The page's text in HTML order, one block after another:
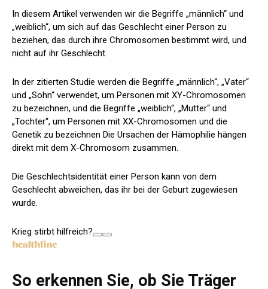
In diesem Artikel verwenden wir die Begriffe „männlich“ und
„weiblich“, um sich auf das Geschlecht einer Person zu
beziehen, das durch ihre Chromosomen bestimmt wird, und
nicht auf ihr Geschlecht.
In der zitierten Studie werden die Begriffe „männlich“, „Vater“
und „Sohn“ verwendet, um Personen mit XY-Chromosomen
zu bezeichnen, und die Begriffe „weiblich“, „Mutter“ und
„Tochter“, um Personen mit XX-Chromosomen und die
Genetik zu bezeichnen Die Ursachen der Hämophilie hängen
direkt mit dem X-Chromosom zusammen.
Die Geschlechtsidentität einer Person kann von dem
Geschlecht abweichen, das ihr bei der Geburt zugewiesen
wurde.
Krieg stirbt hilfreich?
So erkennen Sie, ob Sie Träger